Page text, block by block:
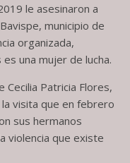
le asesinaron a
municipio de
organizada,
una mujer de lucha.
Cecilia Patricia Flores,
visita que en febrero
sus hermanos
violencia que existe